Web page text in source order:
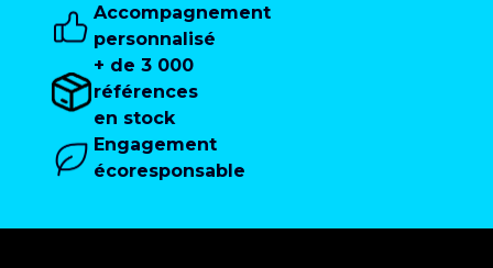
Accompagnement
personnalisé
+ de 3 000
références
en stock
Engagement
écoresponsable